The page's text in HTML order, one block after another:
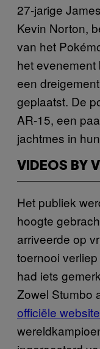
27-jarige
Kevin Norton,
van het
het
een
geplaatst. De
AR-15, een
jachtmes in
VIDEOS BY
Het publiek
hoogte
arriveerde op
toernooi
had iets
Zowel Stumbo
officiële website